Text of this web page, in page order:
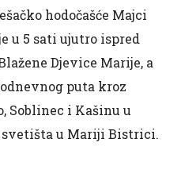
hodočašće Majci
u 5 sati ujutro ispred
Djevice Marije, a
puta kroz
Soblinec i Kašinu u
u Mariji Bistrici.